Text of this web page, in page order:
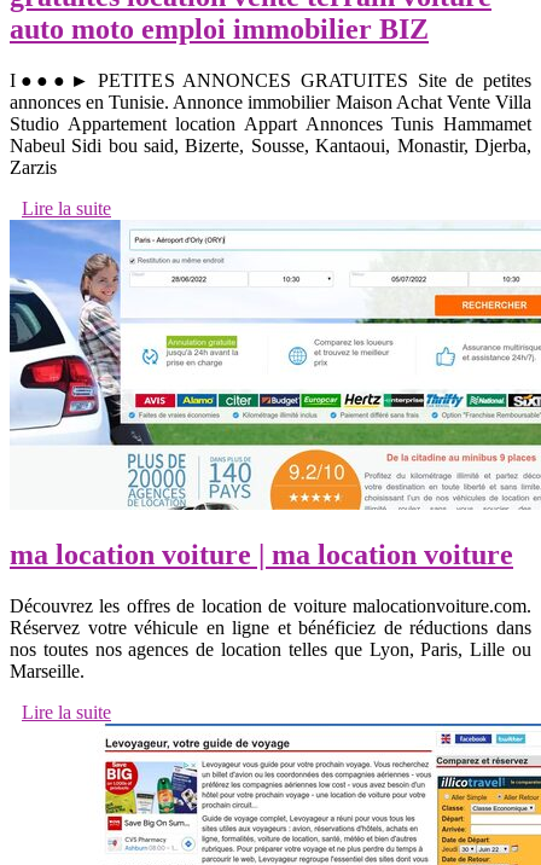
auto moto emploi immobilier BIZ
I●●●► PETITES ANNONCES GRATUITES Site de petites
annonces en Tunisie. Annonce immobilier Maison Achat Vente Villa
Studio Appartement location Appart Annonces Tunis Hammamet
Nabeul Sidi bou said, Bizerte, Sousse, Kantaoui, Monastir, Djerba,
Zarzis
Lire la suite
ma location voiture | ma location voiture
Découvrez les offres de location de voiture malocationvoiture.com.
Réservez votre véhicule en ligne et bénéficiez de réductions dans
nos toutes nos agences de location telles que Lyon, Paris, Lille ou
Marseille.
Lire la suite